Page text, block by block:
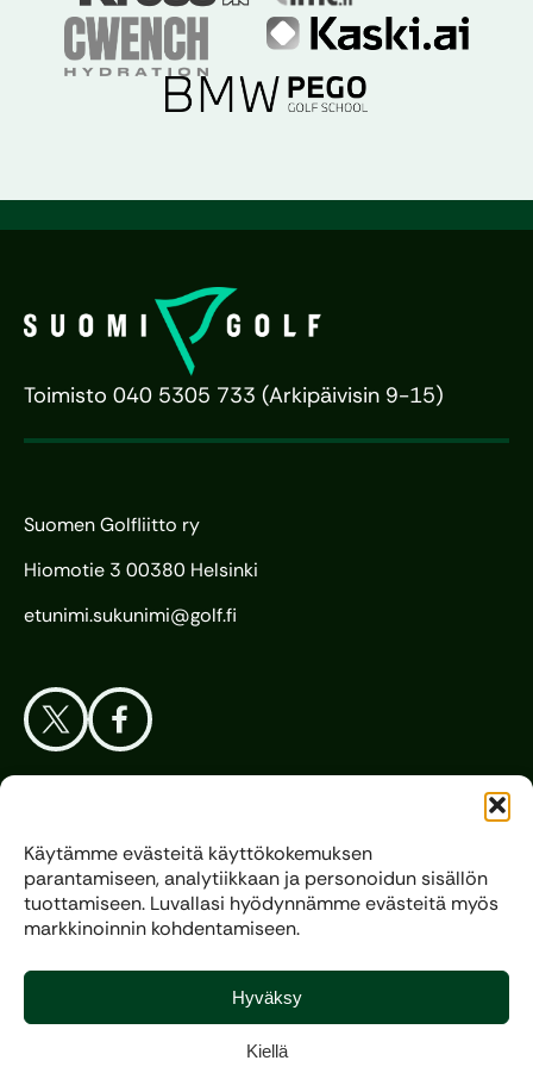
Käytämme evästeitä käyttökokemuksen
parantamiseen, analytiikkaan ja personoidun sisällön
tuottamiseen. Luvallasi hyödynnämme evästeitä myös
markkinoinnin kohdentamiseen.
Hyväksy
Kiellä
Toimisto 040 5305 733 (Arkipäivisin 9-15)
Suomen Golfliitto ry
Hiomotie 3 00380 Helsinki
etunimi.sukunimi@golf.fi
Liitto
Kilpagolf